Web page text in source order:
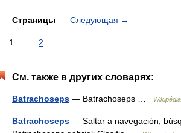
Страницы Следующая →
1 2
См. также в других словарях:
Batrachoseps — Batrachoseps …
Batrachoseps — Saltar a navegación,